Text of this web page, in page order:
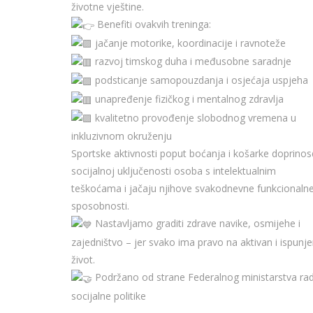
životne vještine.
Benefiti ovakvih treninga:
jačanje motorike, koordinacije i ravnoteže
razvoj timskog duha i međusobne saradnje
podsticanje samopouzdanja i osjećaja uspjeha
unapređenje fizičkog i mentalnog zdravlja
kvalitetno provođenje slobodnog vremena u
inkluzivnom okruženju
Sportske aktivnosti poput boćanja i košarke
socijalnoj uključenosti osoba s intelektualnim
teškoćama i jačaju njihove svakodnevne funkcionalne
sposobnosti.
Nastavljamo graditi zdrave navike, osmijehe i
zajedništvo – jer svako ima pravo na aktivan i
život.
Podržano od strane Federalnog ministarstva
socijalne politike